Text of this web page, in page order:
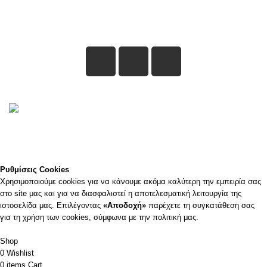
Ρυθμίσεις Cookies
Χρησιμοποιούμε cookies για να κάνουμε ακόμα καλύτερη την εμπειρία σας
στο site μας και για να διασφαλιστεί η αποτελεσματική λειτουργία της
ιστοσελίδα μας. Επιλέγοντας «Αποδοχή» παρέχετε τη συγκατάθεση σας
για τη χρήση των cookies, σύμφωνα με την πολιτική μας.
Shop
0 Wishlist
0 items Cart